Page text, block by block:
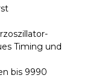
Timing und
bis 9990